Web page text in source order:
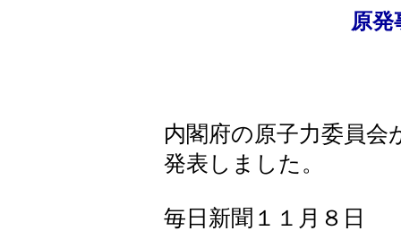
原発
内閣府の原子力委員
発表しました。
毎日新聞１１月８日